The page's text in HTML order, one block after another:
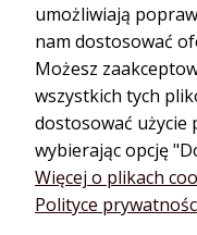
Katarzyna
5
umożliwiają
nam dostosować
Możesz
wszystkich tych
dostosować użycie
wybierając opcję
Więcej o plikach
Polityce